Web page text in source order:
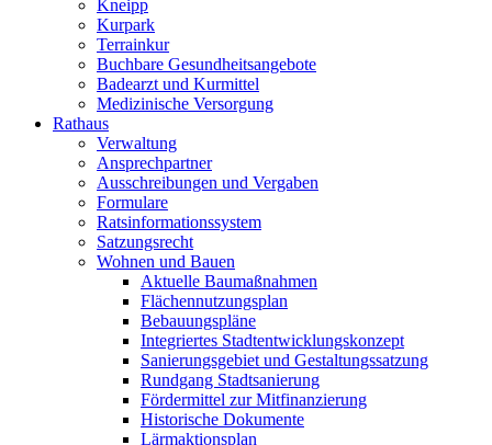
Kneipp
Kurpark
Terrainkur
Buchbare Gesundheitsangebote
Badearzt und Kurmittel
Medizinische Versorgung
Rathaus
Verwaltung
Ansprechpartner
Ausschreibungen und Vergaben
Formulare
Ratsinformationssystem
Satzungsrecht
Wohnen und Bauen
Aktuelle Baumaßnahmen
Flächennutzungsplan
Bebauungspläne
Integriertes Stadtentwicklungskonzept
Sanierungsgebiet und Gestaltungssatzung
Rundgang Stadtsanierung
Fördermittel zur Mitfinanzierung
Historische Dokumente
Lärmaktionsplan